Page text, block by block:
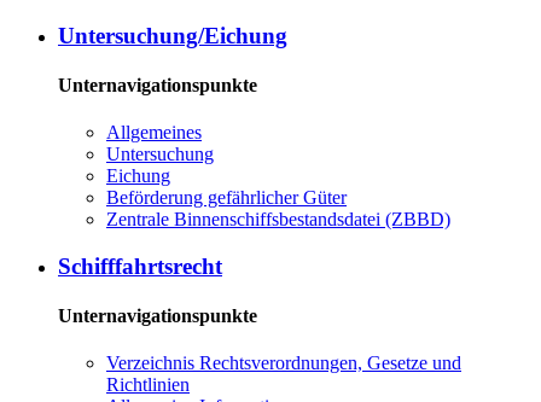
Untersuchung/Eichung
Unternavigationspunkte
Allgemeines
Untersuchung
Eichung
Beförderung gefährlicher Güter
Zentrale Binnenschiffsbestandsdatei (ZBBD)
Schifffahrtsrecht
Unternavigationspunkte
Verzeichnis Rechtsverordnungen, Gesetze und
Richtlinien